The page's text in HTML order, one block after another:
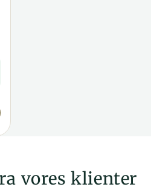
vores klienter